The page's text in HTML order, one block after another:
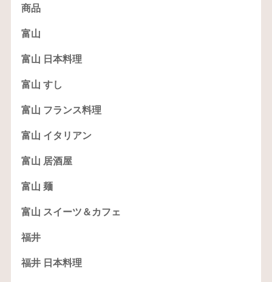
商品
富山
富山 日本料理
富山 すし
富山 フランス料理
富山 イタリアン
富山 居酒屋
富山 麺
富山 スイーツ＆カフェ
福井
福井 日本料理